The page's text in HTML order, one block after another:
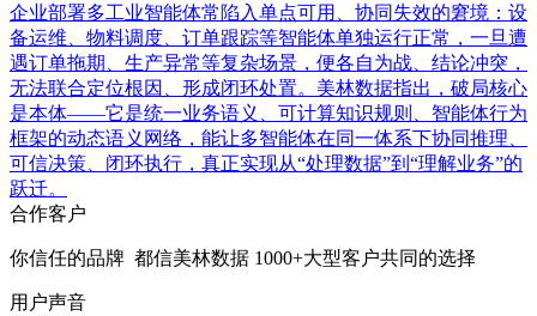
企业部署多工业智能体常陷入单点可用、协同失效的窘境：设
备运维、物料调度、订单跟踪等智能体单独运行正常，一旦遭
遇订单拖期、生产异常等复杂场景，便各自为战、结论冲突，
无法联合定位根因、形成闭环处置。美林数据指出，破局核心
是本体——它是统一业务语义、可计算知识规则、智能体行为
框架的动态语义网络，能让多智能体在同一体系下协同推理、
可信决策、闭环执行，真正实现从“处理数据”到“理解业务”的
跃迁。
合作客户
你信任的品牌 都信美林数据 1000+大型客户共同的选择
用户声音